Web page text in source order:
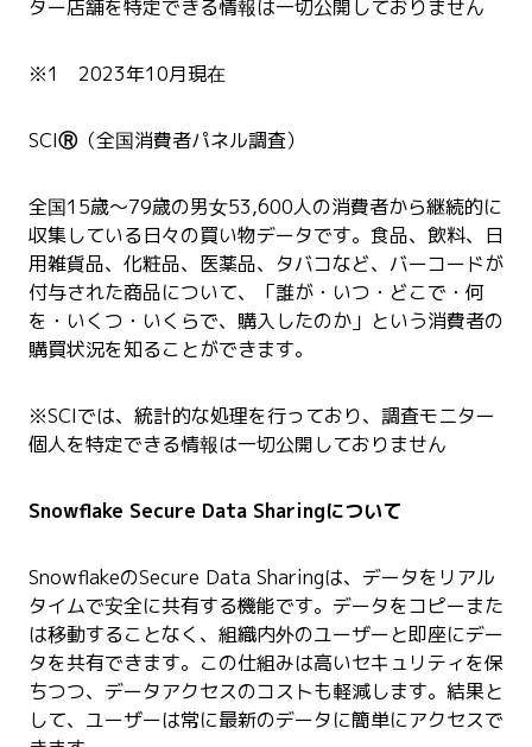
ター店舗を特定できる情報は一切公開しておりません
※1 2023年10月現在
SCIⓇ（全国消費者パネル調査）
全国15歳～79歳の男女53,600人の消費者から継続的に
収集している日々の買い物データです。食品、飲料、日
用雑貨品、化粧品、医薬品、タバコなど、バーコードが
付与された商品について、「誰が・いつ・どこで・何
を・いくつ・いくらで、購入したのか」という消費者の
購買状況を知ることができます。
※SCIでは、統計的な処理を行っており、調査モニター
個人を特定できる情報は一切公開しておりません
Snowflake Secure Data Sharingについて
SnowflakeのSecure Data Sharingは、データをリアル
タイムで安全に共有する機能です。データをコピーまた
は移動することなく、組織内外のユーザーと即座にデー
タを共有できます。この仕組みは高いセキュリティを保
ちつつ、データアクセスのコストも軽減します。結果と
して、ユーザーは常に最新のデータに簡単にアクセスで